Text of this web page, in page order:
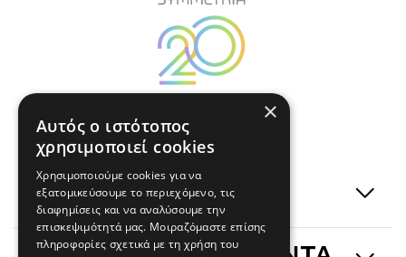
ΣΧΕΤΙΚΑ ΜΕ ΕΜΑΣ
×
Αυτός ο ιστότοπος
χρησιμοποιεί cookies
Χρησιμοποιούμε cookies για να
εξατομικεύσουμε το περιεχόμενο, τις
διαφημίσεις και να αναλύσουμε την
επισκεψιμότητά μας. Μοιραζόμαστε επίσης
πληροφορίες σχετικά με τη χρήση του